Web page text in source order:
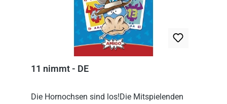
11 nimmt - DE
Die Hornochsen sind los!Die Mitspielenden